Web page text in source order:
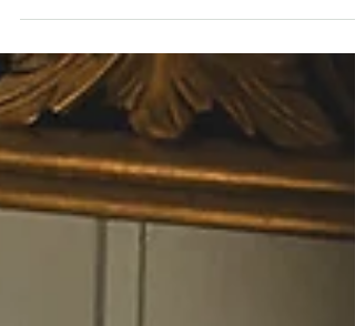
geschützt werden. Wo merkt man
plötzlich, dass man zwar funktioniert,
aber innerlich schon länger nicht mehr
ganz da ist. Mit Merkur im Krebs und
Rückläufigkeit Ende Juni geht vieles noch
einmal durch die emotionale Schleife...